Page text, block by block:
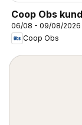
Coop Obs
06/08 - 09/08/2026
Coop Obs